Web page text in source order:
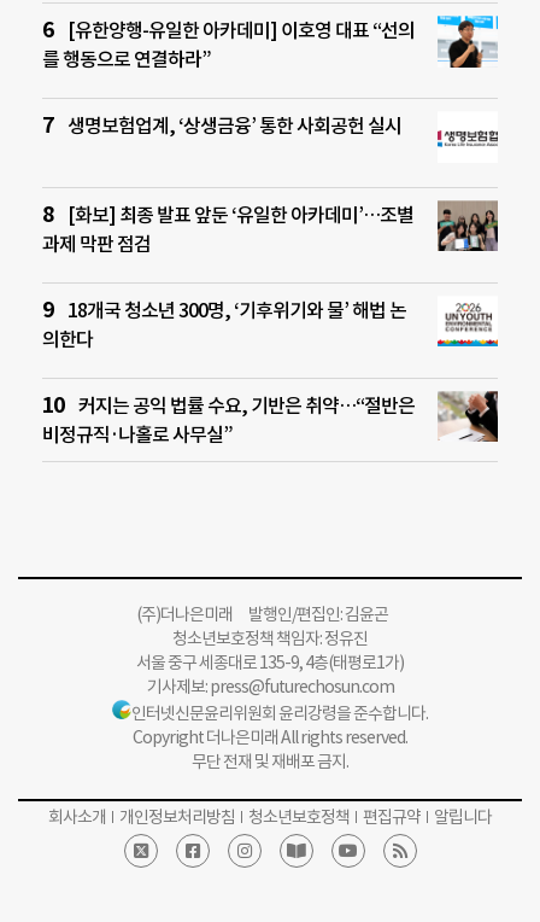
[유한양행-유일한 아카데미] 이호영 대표 “선의
를 행동으로 연결하라”
생명보험업계, ‘상생금융’ 통한 사회공헌 실시
[화보] 최종 발표 앞둔 ‘유일한 아카데미’…조별
과제 막판 점검
18개국 청소년 300명, ‘기후위기와 물’ 해법 논
의한다
커지는 공익 법률 수요, 기반은 취약…“절반은
비정규직·나홀로 사무실”
(주)더나은미래 발행인/편집인: 김윤곤
청소년보호정책 책임자: 정유진
서울 중구 세종대로 135-9, 4층(태평로1가)
기사제보:press@futurechosun.com
인터넷신문윤리위원회 윤리강령을 준수합니다.
Copyright 더나은미래 All rights reserved.
무단 전재 및 재배포 금지.
회사소개 개인정보처리방침 청소년보호정책 편집규약 알립니다